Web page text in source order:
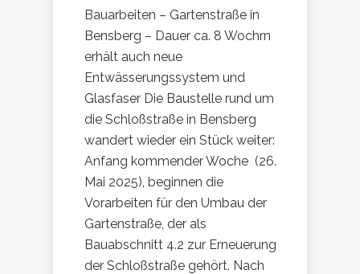
Bauarbeiten – Gartenstraße in
Bensberg – Dauer ca. 8 Wochrn
erhält auch neue
Entwässerungssystem und
Glasfaser Die Baustelle rund um
die Schloßstraße in Bensberg
wandert wieder ein Stück weiter:
Anfang kommender Woche (26.
Mai 2025), beginnen die
Vorarbeiten für den Umbau der
Gartenstraße, der als
Bauabschnitt 4.2 zur Erneuerung
der Schloßstraße gehört. Nach